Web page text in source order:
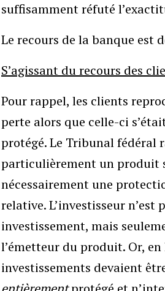
suffisamment réfuté
Le recours de la banque est
S’agissant du recours des
Pour rappel, les clients
perte alors que celle-ci
protégé. Le Tribunal fédéral
particulièrement un produit
nécessairement une
relative. L’investisseur
investissement, mais
l’émetteur du produit. Or,
investissements devaient